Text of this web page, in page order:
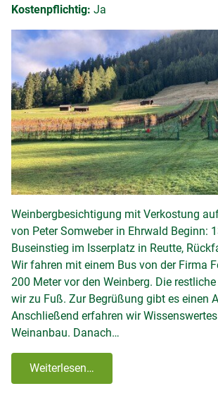
Kostenpflichtig: Ja
Weinbergbesichtigung mit Verkostung
von Peter Somweber in Ehrwald Beginn:
Buseinstieg im Isserplatz in Reutte,
Wir fahren mit einem Bus von der Firma
200 Meter vor den Weinberg. Die
wir zu Fuß. Zur Begrüßung gibt es einen
Anschließend erfahren wir
Weinanbau. Danach…
Weiterlesen…